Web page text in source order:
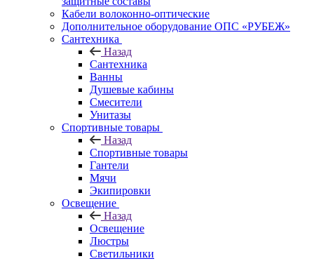
Кабели волоконно-оптические
Дополнительное оборудование ОПС «РУБЕЖ»
Сантехника
Назад
Сантехника
Ванны
Душевые кабины
Смесители
Унитазы
Спортивные товары
Назад
Спортивные товары
Гантели
Мячи
Экипировки
Освещение
Назад
Освещение
Люстры
Светильники